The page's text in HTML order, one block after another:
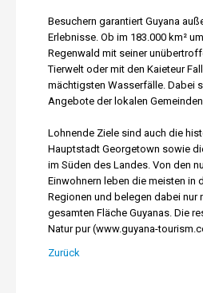
Besuchern garantiert Guyana
Erlebnisse. Ob im 183.000 km²
Regenwald mit seiner
Tierwelt oder mit den Kaieteur
mächtigsten Wasserfälle. Dabei
Angebote der lokalen
Lohnende Ziele sind auch die
Hauptstadt Georgetown sowie
im Süden des Landes. Von den
Einwohnern leben die meisten in
Regionen und belegen dabei nur
gesamten Fläche Guyanas. Die
Natur pur (www.guyana-
Zurück